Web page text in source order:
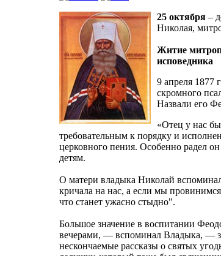
25 октября –
Николая,
Житие
исповедника
9 апреля 1877
скромного
Назвали его
«Отец у нас
требовательным к порядку и
церковного пения. Особенно радел
детям.
О матери владыка Николай
кричала на нас, а если мы
что станет ужасно стыдно".
Большое значение в воспитании
вечерами, — вспоминал Владыка, —
нескончаемые рассказы о святых